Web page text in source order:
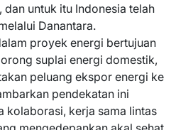
untuk itu Indonesia telah
Danantara.
proyek energi bertujuan
suplai energi domestik,
peluang ekspor energi ke
pendekatan ini
kolaborasi, kerja sama lintas